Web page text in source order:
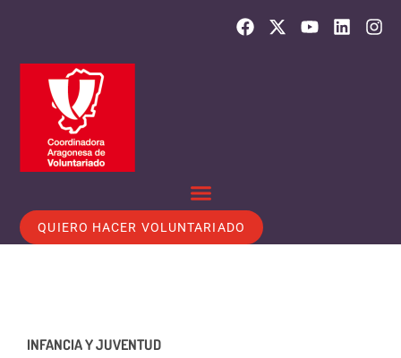
QUIERO HACER VOLUNTARIADO
INFANCIA Y JUVENTUD